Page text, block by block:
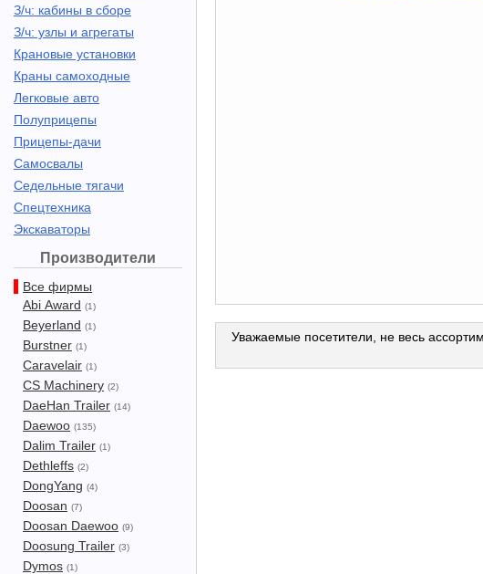
З/ч: кабины в сборе
З/ч: узлы и агрегаты
Крановые установки
Краны самоходные
Легковые авто
Полуприцепы
Прицепы-дачи
Самосвалы
Седельные тягачи
Спецтехника
Экскаваторы
Производители
Все фирмы
Abi Award (1)
Beyerland (1)
Burstner (1)
Caravelair (1)
CS Machinery (2)
DaeHan Trailer (14)
Daewoo (135)
Dalim Trailer (1)
Dethleffs (2)
DongYang (4)
Doosan (7)
Doosan Daewoo (9)
Doosung Trailer (3)
Dymos (1)
Уважаемые посетители, не весь